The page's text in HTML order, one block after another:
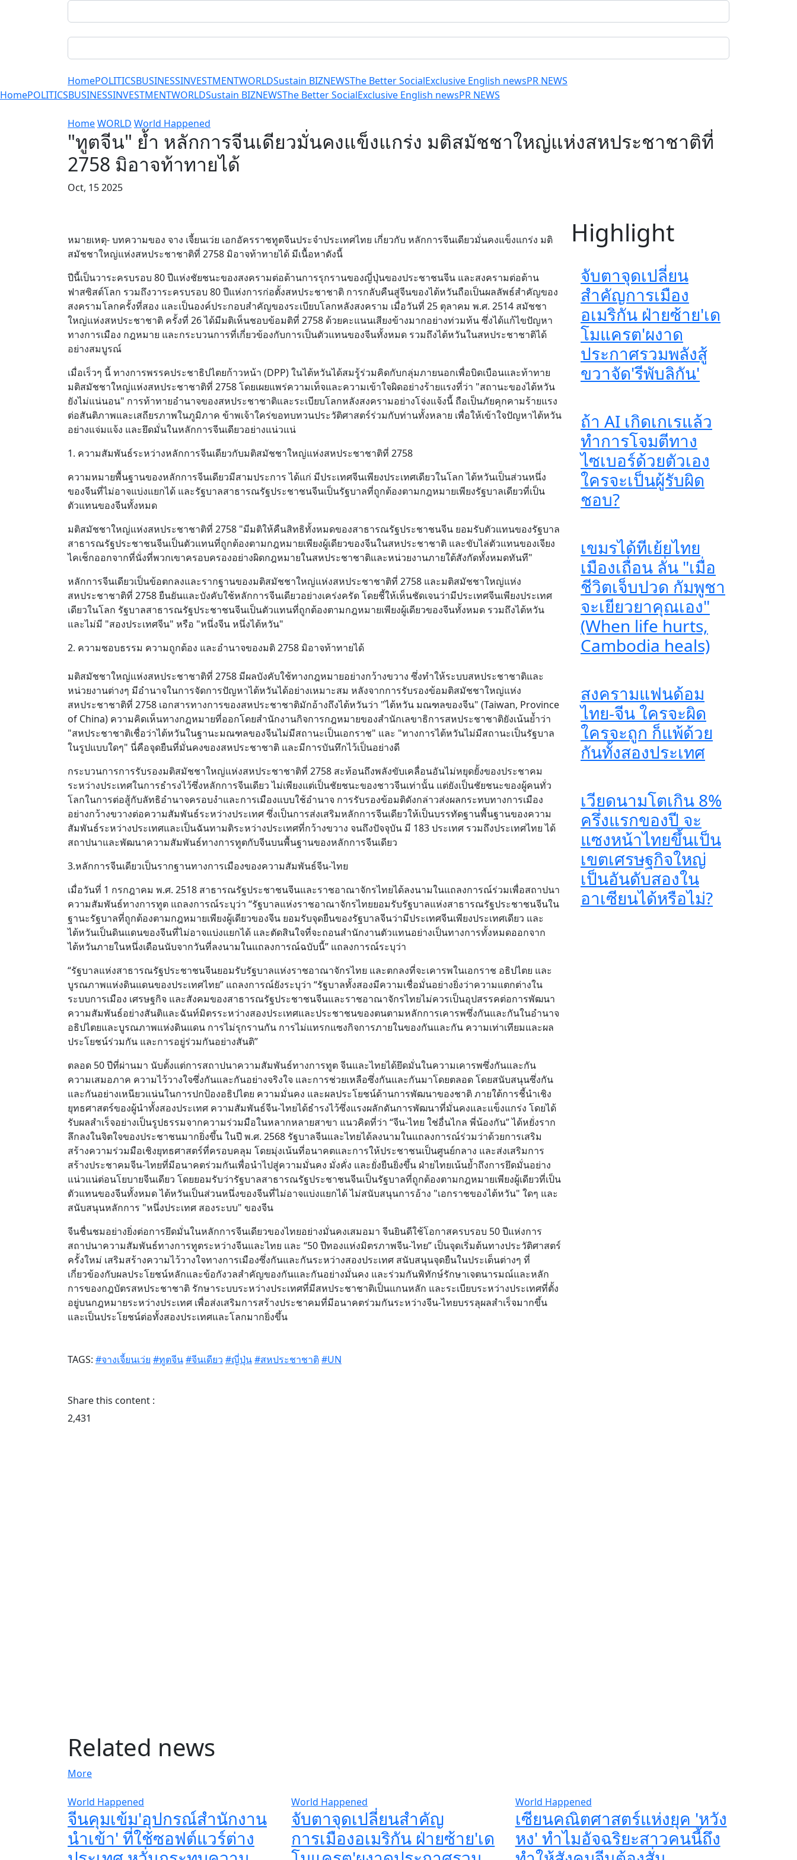
HomePOLITICSBUSINESSINVESTMENTWORLDSustain BIZNEWSThe Better SocialExclusive English newsPR NEWS
HomePOLITICSBUSINESSINVESTMENTWORLDSustain BIZNEWSThe Better SocialExclusive English newsPR NEWS
HomeWORLD World Happened
"ทูตจีน" ย้ำ หลักการจีนเดียวมั่นคงแข็งแกร่ง มติสมัชชาใหญ่แห่งสหประชาชาติที่
2758 มิอาจท้าทายได้
Oct, 15 2025
หมายเหตุ- บทความของ จาง เจี้ยนเว่ย เอกอัครราชทูตจีนประจำประเทศไทย เกี่ยวกับ หลักการจีนเดียวมั่นคงแข็งแกร่ง มติ
สมัชชาใหญ่แห่งสหประชาชาติที่ 2758 มิอาจท้าทายได้ มีเนื้อหาดังนี้
ปีนี้เป็นวาระครบรอบ 80 ปีแห่งชัยชนะของสงครามต่อต้านการรุกรานของญี่ปุ่นของประชาชนจีน และสงครามต่อต้าน
ฟาสซิสต์โลก รวมถึงวาระครบรอบ 80 ปีแห่งการก่อตั้งสหประชาชาติ การกลับคืนสู่จีนของไต้หวันถือเป็นผลลัพธ์สำคัญของ
สงครามโลกครั้งที่สอง และเป็นองค์ประกอบสำคัญของระเบียบโลกหลังสงคราม เมื่อวันที่ 25 ตุลาคม พ.ศ. 2514 สมัชชา
ใหญ่แห่งสหประชาชาติ ครั้งที่ 26 ได้มีมติเห็นชอบข้อมติที่ 2758 ด้วยคะแนนเสียงข้างมากอย่างท่วมท้น ซึ่งได้แก้ไขปัญหา
ทางการเมือง กฎหมาย และกระบวนการที่เกี่ยวข้องกับการเป็นตัวแทนของจีนทั้งหมด รวมถึงไต้หวันในสหประชาชาติได้
อย่างสมบูรณ์
เมื่อเร็วๆ นี้ ทางการพรรคประชาธิปไตยก้าวหน้า (DPP) ในไต้หวันได้สมรู้ร่วมคิดกับกลุ่มภายนอกเพื่อบิดเบือนและท้าทาย
มติสมัชชาใหญ่แห่งสหประชาชาติที่ 2758 โดยเผยแพร่ความเท็จและความเข้าใจผิดอย่างร้ายแรงที่ว่า "สถานะของไต้หวัน
ยังไม่แน่นอน" การท้าทายอำนาจของสหประชาชาติและระเบียบโลกหลังสงครามอย่างโจ่งแจ้งนี้ ถือเป็นภัยคุกคามร้ายแรง
ต่อสันติภาพและเสถียรภาพในภูมิภาค ข้าพเจ้าใคร่ขอทบทวนประวัติศาสตร์ร่วมกับท่านทั้งหลาย เพื่อให้เข้าใจปัญหาไต้หวัน
อย่างแจ่มแจ้ง และยึดมั่นในหลักการจีนเดียวอย่างแน่วแน่
1. ความสัมพันธ์ระหว่างหลักการจีนเดียวกับมติสมัชชาใหญ่แห่งสหประชาชาติที่ 2758
ความหมายพื้นฐานของหลักการจีนเดียวมีสามประการ ได้แก่ มีประเทศจีนเพียงประเทศเดียวในโลก ไต้หวันเป็นส่วนหนึ่ง
ของจีนที่ไม่อาจแบ่งแยกได้ และรัฐบาลสาธารณรัฐประชาชนจีนเป็นรัฐบาลที่ถูกต้องตามกฎหมายเพียงรัฐบาลเดียวที่เป็น
ตัวแทนของจีนทั้งหมด
มติสมัชชาใหญ่แห่งสหประชาชาติที่ 2758 "มีมติให้คืนสิทธิทั้งหมดของสาธารณรัฐประชาชนจีน ยอมรับตัวแทนของรัฐบาล
สาธารณรัฐประชาชนจีนเป็นตัวแทนที่ถูกต้องตามกฎหมายเพียงผู้เดียวของจีนในสหประชาชาติ และขับไล่ตัวแทนของเจียง
ไคเช็กออกจากที่นั่งที่พวกเขาครอบครองอย่างผิดกฎหมายในสหประชาชาติและหน่วยงานภายใต้สังกัดทั้งหมดทันที"
หลักการจีนเดียวเป็นข้อตกลงและรากฐานของมติสมัชชาใหญ่แห่งสหประชาชาติที่ 2758 และมติสมัชชาใหญ่แห่ง
สหประชาชาติที่ 2758 ยืนยันและบังคับใช้หลักการจีนเดียวอย่างเคร่งครัด โดยชี้ให้เห็นชัดเจนว่ามีประเทศจีนเพียงประเทศ
เดียวในโลก รัฐบาลสาธารณรัฐประชาชนจีนเป็นตัวแทนที่ถูกต้องตามกฎหมายเพียงผู้เดียวของจีนทั้งหมด รวมถึงไต้หวัน
และไม่มี "สองประเทศจีน" หรือ "หนึ่งจีน หนึ่งไต้หวัน"
2. ความชอบธรรม ความถูกต้อง และอำนาจของมติ 2758 มิอาจท้าทายได้
มติสมัชชาใหญ่แห่งสหประชาชาติที่ 2758 มีผลบังคับใช้ทางกฎหมายอย่างกว้างขวาง ซึ่งทำให้ระบบสหประชาชาติและ
หน่วยงานต่างๆ มีอำนาจในการจัดการปัญหาไต้หวันได้อย่างเหมาะสม หลังจากการรับรองข้อมติสมัชชาใหญ่แห่ง
สหประชาชาติที่ 2758 เอกสารทางการของสหประชาชาติมักอ้างถึงไต้หวันว่า "ไต้หวัน มณฑลของจีน" (Taiwan, Province
of China) ความคิดเห็นทางกฎหมายที่ออกโดยสำนักงานกิจการกฎหมายของสำนักเลขาธิการสหประชาชาติยังเน้นย้ำว่า
"สหประชาชาติเชื่อว่าไต้หวันในฐานะมณฑลของจีนไม่มีสถานะเป็นเอกราช" และ "ทางการไต้หวันไม่มีสถานะเป็นรัฐบาล
ในรูปแบบใดๆ" นี่คือจุดยืนที่มั่นคงของสหประชาชาติ และมีการบันทึกไว้เป็นอย่างดี
กระบวนการการรับรองมติสมัชชาใหญ่แห่งสหประชาชาติที่ 2758 สะท้อนถึงพลังขับเคลื่อนอันไม่หยุดยั้งของประชาคม
ระหว่างประเทศในการธำรงไว้ซึ่งหลักการจีนเดียว ไม่เพียงแต่เป็นชัยชนะของชาวจีนเท่านั้น แต่ยังเป็นชัยชนะของผู้คนทั่ว
โลกในการต่อสู้กับลัทธิอำนาจครอบงำและการเมืองแบบใช้อำนาจ การรับรองข้อมติดังกล่าวส่งผลกระทบทางการเมือง
อย่างกว้างขวางต่อความสัมพันธ์ระหว่างประเทศ ซึ่งเป็นการส่งเสริมหลักการจีนเดียวให้เป็นบรรทัดฐานพื้นฐานของความ
สัมพันธ์ระหว่างประเทศและเป็นฉันทามติระหว่างประเทศที่กว้างขวาง จนถึงปัจจุบัน มี 183 ประเทศ รวมถึงประเทศไทย ได้
สถาปนาและพัฒนาความสัมพันธ์ทางการทูตกับจีนบนพื้นฐานของหลักการจีนเดียว
3.หลักการจีนเดียวเป็นรากฐานทางการเมืองของความสัมพันธ์จีน-ไทย
เมื่อวันที่ 1 กรกฎาคม พ.ศ. 2518 สาธารณรัฐประชาชนจีนและราชอาณาจักรไทยได้ลงนามในแถลงการณ์ร่วมเพื่อสถาปนา
ความสัมพันธ์ทางการทูต แถลงการณ์ระบุว่า “รัฐบาลแห่งราชอาณาจักรไทยยอมรับรัฐบาลแห่งสาธารณรัฐประชาชนจีนใน
ฐานะรัฐบาลที่ถูกต้องตามกฎหมายเพียงผู้เดียวของจีน ยอมรับจุดยืนของรัฐบาลจีนว่ามีประเทศจีนเพียงประเทศเดียว และ
ไต้หวันเป็นดินแดนของจีนที่ไม่อาจแบ่งแยกได้ และตัดสินใจที่จะถอนสำนักงานตัวแทนอย่างเป็นทางการทั้งหมดออกจาก
ไต้หวันภายในหนึ่งเดือนนับจากวันที่ลงนามในแถลงการณ์ฉบับนี้” แถลงการณ์ระบุว่า
“รัฐบาลแห่งสาธารณรัฐประชาชนจีนยอมรับรัฐบาลแห่งราชอาณาจักรไทย และตกลงที่จะเคารพในเอกราช อธิปไตย และ
บูรณภาพแห่งดินแดนของประเทศไทย” แถลงการณ์ยังระบุว่า “รัฐบาลทั้งสองมีความเชื่อมั่นอย่างยิ่งว่าความแตกต่างใน
ระบบการเมือง เศรษฐกิจ และสังคมของสาธารณรัฐประชาชนจีนและราชอาณาจักรไทยไม่ควรเป็นอุปสรรคต่อการพัฒนา
ความสัมพันธ์อย่างสันติและฉันท์มิตรระหว่างสองประเทศและประชาชนของตนตามหลักการเคารพซึ่งกันและกันในอำนาจ
อธิปไตยและบูรณภาพแห่งดินแดน การไม่รุกรานกัน การไม่แทรกแซงกิจการภายในของกันและกัน ความเท่าเทียมและผล
ประโยชน์ร่วมกัน และการอยู่ร่วมกันอย่างสันติ”
ตลอด 50 ปีที่ผ่านมา นับตั้งแต่การสถาปนาความสัมพันธ์ทางการทูต จีนและไทยได้ยึดมั่นในความเคารพซึ่งกันและกัน
ความเสมอภาค ความไว้วางใจซึ่งกันและกันอย่างจริงใจ และการช่วยเหลือซึ่งกันและกันมาโดยตลอด โดยสนับสนุนซึ่งกัน
และกันอย่างเหนียวแน่นในการปกป้องอธิปไตย ความมั่นคง และผลประโยชน์ด้านการพัฒนาของชาติ ภายใต้การชี้นำเชิง
ยุทธศาสตร์ของผู้นำทั้งสองประเทศ ความสัมพันธ์จีน-ไทยได้ธำรงไว้ซึ่งแรงผลักดันการพัฒนาที่มั่นคงและแข็งแกร่ง โดยได้
รับผลสำเร็จอย่างเป็นรูปธรรมจากความร่วมมือในหลากหลายสาขา แนวคิดที่ว่า “จีน-ไทย ใช่อื่นไกล พี่น้องกัน” ได้หยั่งราก
ลึกลงในจิตใจของประชาชนมากยิ่งขึ้น ในปี พ.ศ. 2568 รัฐบาลจีนและไทยได้ลงนามในแถลงการณ์ร่วมว่าด้วยการเสริม
สร้างความร่วมมือเชิงยุทธศาสตร์ที่ครอบคลุม โดยมุ่งเน้นที่อนาคตและการให้ประชาชนเป็นศูนย์กลาง และส่งเสริมการ
สร้างประชาคมจีน-ไทยที่มีอนาคตร่วมกันเพื่อนำไปสู่ความมั่นคง มั่งคั่ง และยั่งยืนยิ่งขึ้น ฝ่ายไทยเน้นย้ำถึงการยึดมั่นอย่าง
แน่วแน่ต่อนโยบายจีนเดียว โดยยอมรับว่ารัฐบาลสาธารณรัฐประชาชนจีนเป็นรัฐบาลที่ถูกต้องตามกฎหมายเพียงผู้เดียวที่เป็น
ตัวแทนของจีนทั้งหมด ไต้หวันเป็นส่วนหนึ่งของจีนที่ไม่อาจแบ่งแยกได้ ไม่สนับสนุนการอ้าง "เอกราชของไต้หวัน" ใดๆ และ
สนับสนุนหลักการ "หนึ่งประเทศ สองระบบ" ของจีน
จีนชื่นชมอย่างยิ่งต่อการยึดมั่นในหลักการจีนเดียวของไทยอย่างมั่นคงเสมอมา จีนยินดีใช้โอกาสครบรอบ 50 ปีแห่งการ
สถาปนาความสัมพันธ์ทางการทูตระหว่างจีนและไทย และ “50 ปีทองแห่งมิตรภาพจีน-ไทย” เป็นจุดเริ่มต้นทางประวัติศาสตร์
ครั้งใหม่ เสริมสร้างความไว้วางใจทางการเมืองซึ่งกันและกันระหว่างสองประเทศ สนับสนุนจุดยืนในประเด็นต่างๆ ที่
เกี่ยวข้องกับผลประโยชน์หลักและข้อกังวลสำคัญของกันและกันอย่างมั่นคง และร่วมกันพิทักษ์รักษาเจตนารมณ์และหลัก
การของกฎบัตรสหประชาชาติ รักษาระบบระหว่างประเทศที่มีสหประชาชาติเป็นแกนหลัก และระเบียบระหว่างประเทศที่ตั้ง
อยู่บนกฎหมายระหว่างประเทศ เพื่อส่งเสริมการสร้างประชาคมที่มีอนาคตร่วมกันระหว่างจีน-ไทยบรรลุผลสำเร็จมากขึ้น
และเป็นประโยชน์ต่อทั้งสองประเทศและโลกมากยิ่งขึ้น
TAGS: #จางเจี้ยนเว่ย #ทูตจีน#จีนเดียว #ญี่ปุ่น#สหประชาชาติ#UN
Share this content :
2,431
Highlight
จับตาจุดเปลี่ยน
สำคัญการเมือง
อเมริกัน ฝ่ายซ้าย'เด
โมแครต'ผงาด
ประกาศรวมพลังสู้
ขวาจัด'รีพับลิกัน'
ถ้า AI เกิดเกเรแล้ว
ทำการโจมตีทาง
ไซเบอร์ด้วยตัวเอง
ใครจะเป็นผู้รับผิด
ชอบ?
เขมรได้ทีเย้ยไทย
เมืองเถื่อน ลั่น "เมื่อ
ชีวิตเจ็บปวด กัมพูชา
จะเยียวยาคุณเอง"
(When life hurts,
Cambodia heals)
สงครามแฟนด้อม
ไทย-จีน ใครจะผิด
ใครจะถูก ก็แพ้ด้วย
กันทั้งสองประเทศ
เวียดนามโตเกิน 8%
ครึ่งแรกของปี จะ
แซงหน้าไทยขึ้นเป็น
เขตเศรษฐกิจใหญ่
เป็นอันดับสองใน
อาเซียนได้หรือไม่?
Related news
More
World Happened
จีนคุมเข้ม'อุปกรณ์สำนักงาน
นำเข้า' ที่ใช้ซอฟต์แวร์ต่าง
World Happened
จับตาจุดเปลี่ยนสำคัญ
การเมืองอเมริกัน ฝ่ายซ้าย'เด
World Happened
เซียนคณิตศาสตร์แห่งยุค 'หวัง
หง' ทำไมอัจฉริยะสาวคนนี้ถึง